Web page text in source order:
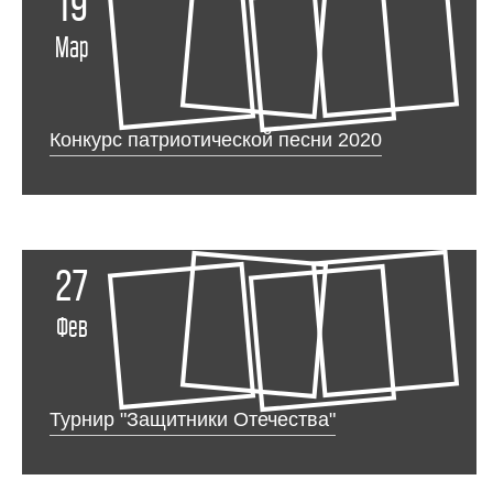
19
Мар
Конкурс патриотической песни 2020
27
Фев
Турнир "Защитники Отечества"